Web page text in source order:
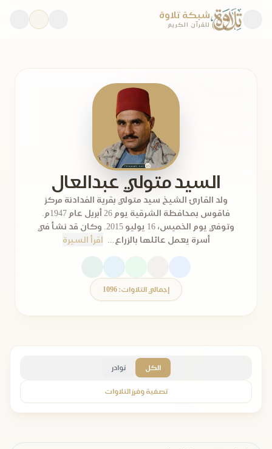
شبكة تلاوة
للقرآن الكريم
السيد متولي عبدالعال
ولد القارئ الشيخ سيد متولي بقرية الفدادنة مركز
فاقوس بمحافظة الشرقية يوم 26 أبريل عام 1947م.
وتوفي يوم الخميس، 16 يوليو 2015. وكان قد نشأ في
أسرة يعمل عائلها بالزراع...
اقرأ السيرة
إجمالي التلاوات: 1096
الكل نوادر
تصفية وفرز التلاوات